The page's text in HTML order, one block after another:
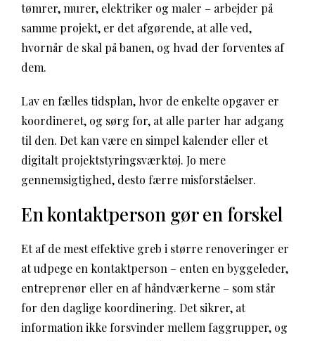
tømrer, murer, elektriker og maler – arbejder på
samme projekt, er det afgørende, at alle ved,
hvornår de skal på banen, og hvad der forventes af
dem.
Lav en fælles tidsplan, hvor de enkelte opgaver er
koordineret, og sørg for, at alle parter har adgang
til den. Det kan være en simpel kalender eller et
digitalt projektstyringsværktøj. Jo mere
gennemsigtighed, desto færre misforståelser.
En kontaktperson gør en forskel
Et af de mest effektive greb i større renoveringer er
at udpege en kontaktperson – enten en byggeleder,
entreprenør eller en af håndværkerne – som står
for den daglige koordinering. Det sikrer, at
information ikke forsvinder mellem faggrupper, og